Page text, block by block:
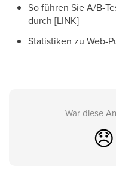
So führen Sie A/B-
durch [LINK]
Statistiken zu Web-
War diese
😞